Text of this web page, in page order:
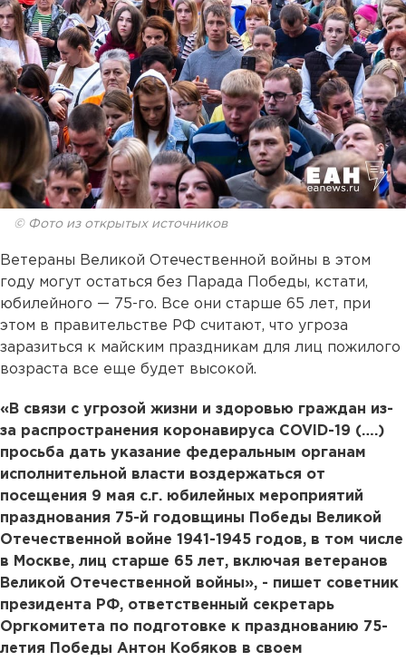
© Фото из открытых источников
Ветераны Великой Отечественной войны в этом
году могут остаться без Парада Победы, кстати,
юбилейного — 75-го. Все они старше 65 лет, при
этом в правительстве РФ считают, что угроза
заразиться к майским праздникам для лиц пожилого
возраста все еще будет высокой.
«В связи с угрозой жизни и здоровью граждан из-
за распространения коронавируса COVID-19 (….)
просьба дать указание федеральным органам
исполнительной власти воздержаться от
посещения 9 мая с.г. юбилейных мероприятий
празднования 75-й годовщины Победы Великой
Отечественной войне 1941-1945 годов, в том числе
в Москве, лиц старше 65 лет, включая ветеранов
Великой Отечественной войны», - пишет советник
президента РФ, ответственный секретарь
Оргкомитета по подготовке к празднованию 75-
летия Победы Антон Кобяков в своем